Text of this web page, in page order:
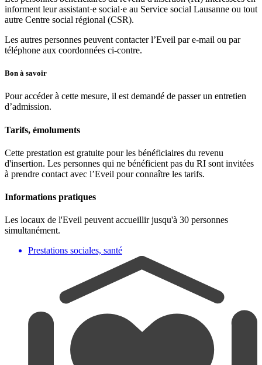
informent leur assistant·e social·e au Service social Lausanne ou tout
autre Centre social régional (CSR).
Les autres personnes peuvent contacter l’Eveil par e-mail ou par
téléphone aux coordonnées ci-contre.
Bon à savoir
Pour accéder à cette mesure, il est demandé de passer un entretien
d’admission.
Tarifs, émoluments
Cette prestation est gratuite pour les bénéficiaires du revenu
d'insertion. Les personnes qui ne bénéficient pas du RI sont invitées
à prendre contact avec l’Eveil pour connaître les tarifs.
Informations pratiques
Les locaux de l'Eveil peuvent accueillir jusqu'à 30 personnes
simultanément.
Prestations sociales, santé